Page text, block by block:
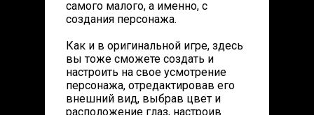
самого малого, а именно, с
создания персонажа.
Как и в оригинальной игре, здесь
вы тоже сможете создать и
настроить на свое усмотрение
персонажа, отредактировав его
внешний вид, выбрав цвет и
расположение глаз, настроив